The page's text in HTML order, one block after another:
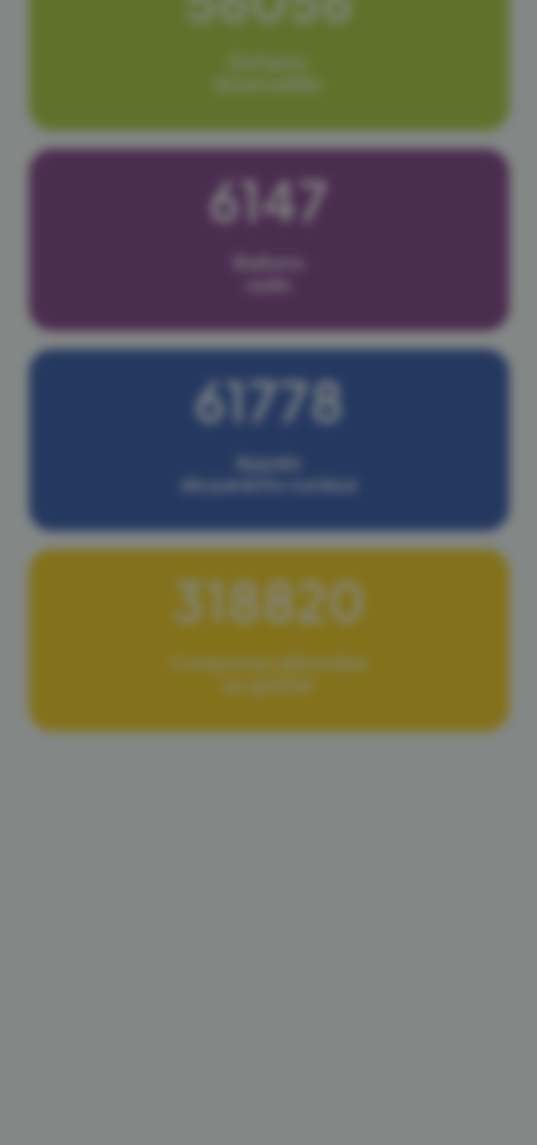
Enfants
émerveillés
6147
Ballons
61778
Appels
de parents curieux
318820
Compotes dévorées
au goûter